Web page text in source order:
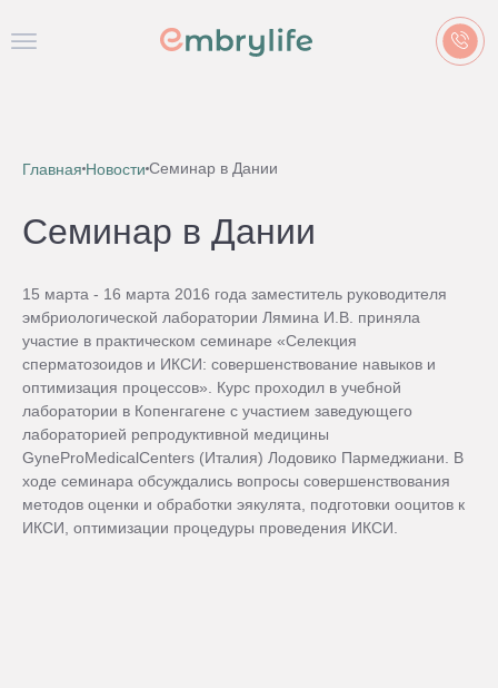
Главная Новости Семинар в Дании
Семинар в Дании
15 марта - 16 марта 2016 года заместитель руководителя
эмбриологической лаборатории Лямина И.В. приняла
участие в практическом семинаре «Селекция
сперматозоидов и ИКСИ: совершенствование навыков и
оптимизация процессов». Курс проходил в учебной
лаборатории в Копенгагене с участием заведующего
лабораторией репродуктивной медицины
GyneProMedicalCenters (Италия) Лодовико Пармеджиани. В
ходе семинара обсуждались вопросы совершенствования
методов оценки и обработки эякулята, подготовки ооцитов к
ИКСИ, оптимизации процедуры проведения ИКСИ.